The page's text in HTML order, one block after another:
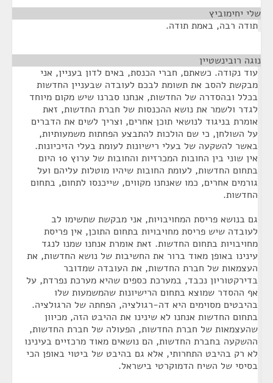
שלי יחימוביץ
תודה רבה, באמת תודה.
נוגה רובינשטיין
עוד נקודה. כשאתם, חברי הכנסת, באים לדון בעניין, אני
מבקשת להסב את תשומת לבכם לעובדה שבעניין החדשות
בכלל ובהסדרה של החדשות, אנחנו סברנו שיש מקום מיוחד
לגדר ולשמר את נושא ההכנסות של חברת החדשות, זאת
אומרת בניגוד לנושאי תוכן אחרים, וצריך לשים את הדברים
על השולחן, כי שם הולכות להתבצע הפחתות משמעותיות,
באשר להשקעה של בעלי רישיונות לעומת בעלי הזיכיונות.
אין שוני בין החובות המכרזיות והחובות של ערוץ 10 היום
בתחום החדשות, לעומת החובות שיהיו מוטלות עליהם ועל
גורמים אחרים, כמו שאנחנו מקווים, שייכנסו לתחום, בתחום
החדשות.
גם בנושא פריסת המחויבויות, אני מבקשת שתשימו לב
לעובדה שיש פריסת מחויבויות בתחום התוכן, אין פריסת
מחויבויות בתחום החדשות. זאת אומרת אנחנו שמנו לנגד
עינינו באופן מאוד ברור את החשיבות של נושא החדשות, את
העצמאות של חברת החדשות, את העובדה שמדובר
בדירקטוריון נכבד, במערכת כספים שהיא מערכת נפרדת, על
אף ההסדר שמוצא בתחום הרישיונות שהמשמעות שלו
בהיבטים מסוימים היא דה-רגולציה, הפחתה של הרגולציה.
בתחום החדשות אנחנו לא שינינו את ההיבט הזה, מכיוון
שהעצמאות של חברת החדשות, הפעולה של חברת החדשות,
ההשקעה בחברת החדשות, הם נושאים מאוד מרכזיים בעינינו
לא רק בהיבט התחרותי, אלא גם בהיבט של ביטוי באופן הכי
בסיסי של השיח הדמוקרטי בישראל.